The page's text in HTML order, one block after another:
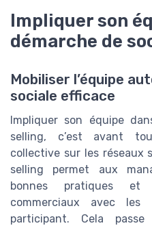
Impliquer son
démarche de
Mobiliser l’équipe
sociale efficace
Impliquer son équipe
selling, c’est avant
collective sur les réseaux
selling permet aux
bonnes pratiques et
commerciaux avec les
participant. Cela